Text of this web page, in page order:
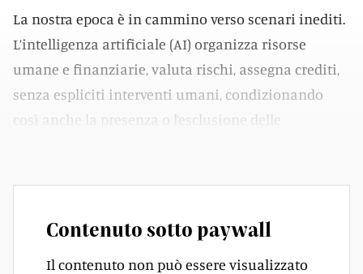
La nostra epoca è in cammino verso scenari inediti.
L’intelligenza artificiale (AI) organizza risorse
umane e finanziarie, valuta rischi, assegna crediti,
senza espliciti interventi umani, condizionando
così anche la presenza o l’esclusione delle
Contenuto sotto paywall
Il contenuto non può essere visualizzato